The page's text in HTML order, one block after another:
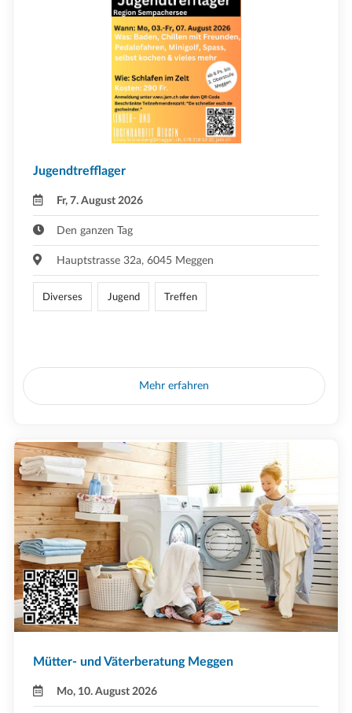
Jugendtrefflager
Fr, 7. August 2026
Den ganzen Tag
Hauptstrasse 32a, 6045 Meggen
Diverses Jugend Treffen
Mehr erfahren
Mütter- und Väterberatung Meggen
Mo, 10. August 2026